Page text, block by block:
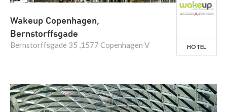
Wakeup Copenhagen,
Bernstorffsgade
Bernstorffsgade 35 ,1577 Copenhagen V HOTEL